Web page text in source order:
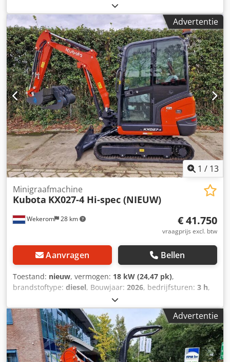
, Bouwjaar: 2026 Modeljaar: 2026 Aandrijving: rupsband
Toelaatbaar totaalgewicht: 3.900 kg CE-markering: ja Dsdey
Smzfopfx Afrjck Technische staat: zeer goed Optische
staat: zeer goed Schade: geen
Advertentie
1 / 13
Wekerom 28 km
Minigraafmachine
Kubota KX027-4 Hi-spec (NIEUW)
€ 41.750
vraagprijs excl. btw
Aanvragen Bellen
Toestand: nieuw, vermogen: 18 kW (24,47 pk),
brandstoftype: diesel, Bouwjaar: 2026, bedrijfsturen: 3 h,
Bouwjaar: 2026 Aandrijving: rups Leeggewicht: 2.700 kg
Dsdpfxoyamyce Afrsck Werkbreedte: 140 cm CE-markering:
ja Algemene staat: zeer goed Technische staat: zeer goed
Optische staat: zeer goed
Advertentie